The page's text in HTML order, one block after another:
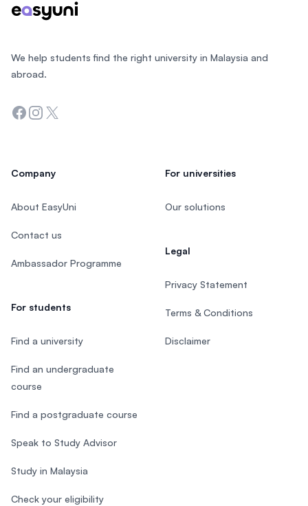
We help students find the right university in Malaysia and
abroad.
Facebook
Instagram
Twitter
Company
About EasyUni
Contact us
Ambassador Programme
For students
Find a university
Find an undergraduate
course
Find a postgraduate course
Speak to Study Advisor
Study in Malaysia
Check your eligibility
For universities
Our solutions
Legal
Privacy Statement
Terms & Conditions
Disclaimer